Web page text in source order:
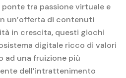
tra passione virtuale e
un’offerta di contenuti
in crescita, questi giochi
digitale ricco di valori
ad una fruizione più
dell’intrattenimento